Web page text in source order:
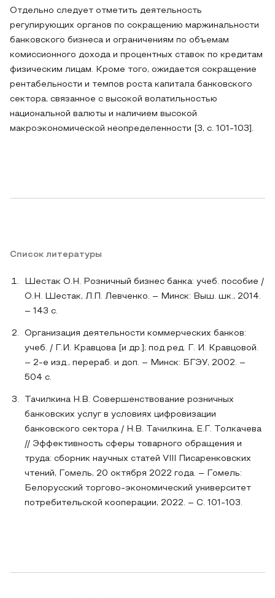
Отдельно следует отметить деятельность
регулирующих органов по сокращению маржинальности
банковского бизнеса и ограничениям по объемам
комиссионного дохода и процентных ставок по кредитам
физическим лицам. Кроме того, ожидается сокращение
рентабельности и темпов роста капитала банковского
сектора, связанное с высокой волатильностью
национальной валюты и наличием высокой
макроэкономической неопределенности [3, с. 101-103].
Список литературы
Шестак О.Н. Розничный бизнес банка: учеб. пособие /
О.Н. Шестак, Л.П. Левченко. – Минск: Выш. шк., 2014.
– 143 с.
Организация деятельности коммерческих банков:
учеб. / Г.И. Кравцова [и др.]; под ред. Г. И. Кравцовой.
– 2-е изд., перераб. и доп. – Минск: БГЭУ, 2002. –
504 с.
Тачилкина Н.В. Совершенствование розничных
банковских услуг в условиях цифровизации
банковского сектора / Н.В. Тачилкина, Е.Г. Толкачева
// Эффективность сферы товарного обращения и
труда: сборник научных статей VIII Писаренковских
чтений, Гомель, 20 октября 2022 года. – Гомель:
Белорусский торгово-экономический университет
потребительской кооперации, 2022. – С. 101-103.